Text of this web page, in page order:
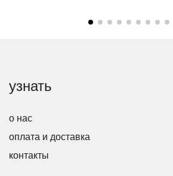
узнать
о нас
оплата и доставка
контакты